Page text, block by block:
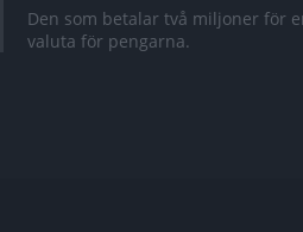
Den som betalar två miljoner för
valuta för pengarna.